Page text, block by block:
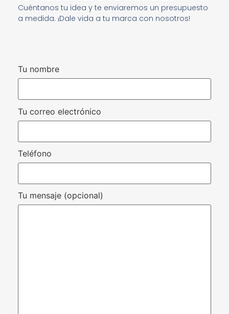
Cuéntanos tu idea y te enviaremos un presupuesto
a medida. ¡Dale vida a tu marca con nosotros!
Tu nombre
Tu correo electrónico
Teléfono
Tu mensaje (opcional)